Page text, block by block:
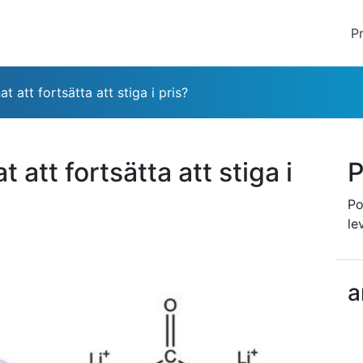
att fortsätta att stiga i pris?
att fortsätta att stiga i